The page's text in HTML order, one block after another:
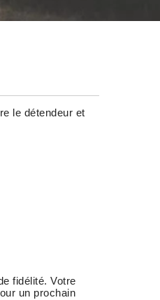
le détendeur et
fidélité. Votre
un prochain